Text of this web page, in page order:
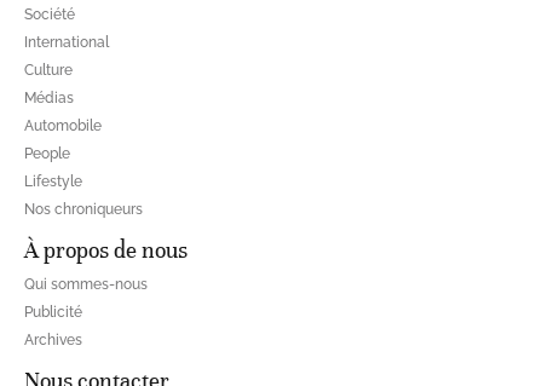
Société
International
Culture
Médias
Automobile
People
Lifestyle
Nos chroniqueurs
À propos de nous
Qui sommes-nous
Publicité
Archives